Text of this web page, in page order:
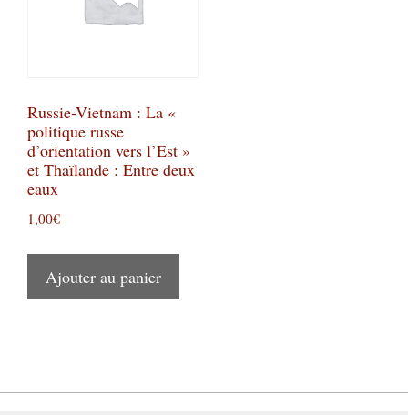
Russie-Vietnam : La «
politique russe
d’orientation vers l’Est »
et Thaïlande : Entre deux
eaux
1,00€
Ajouter au panier